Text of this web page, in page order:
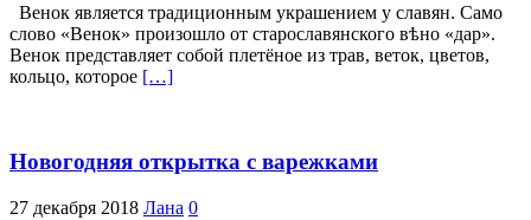
Венок является традиционным украшением у славян. Само
слово «Венок» произошло от старославянского вѣно «дар».
Венок представляет собой плетёное из трав, веток, цветов,
кольцо, которое […]
Новогодняя открытка с варежками
27 декабря 2018 Лана 0